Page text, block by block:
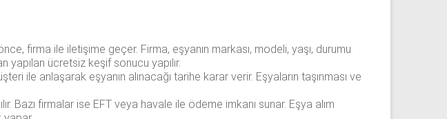
firma ile iletişime geçer. Firma, eşyanın markası, modeli, yaşı, durumu
ücretsiz keşif sonucu yapılır.
ile anlaşarak eşyanın alınacağı tarihe karar verir. Eşyaların taşınması ve
Bazı firmalar ise EFT veya havale ile ödeme imkanı sunar. Eşya alım